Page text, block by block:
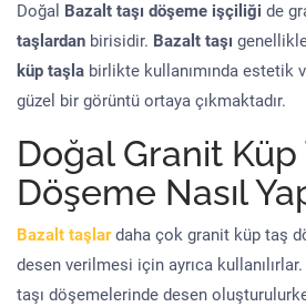
Doğal Bazalt taşı döşeme işçiliği de
taşlardan birisidir. Bazalt taşı
küp taşla birlikte kullanımında estetik
güzel bir görüntü ortaya çıkmaktadır.
Doğal Granit Küp
Döşeme Nasıl
Bazalt taşlardaha çok granit küp taş
desen verilmesi için ayrıca
taşı döşemelerinde desen